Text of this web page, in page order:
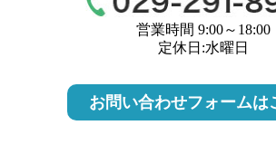
営業時間 9:00～18:00
定休日:水曜日
お問い合わせフォームは